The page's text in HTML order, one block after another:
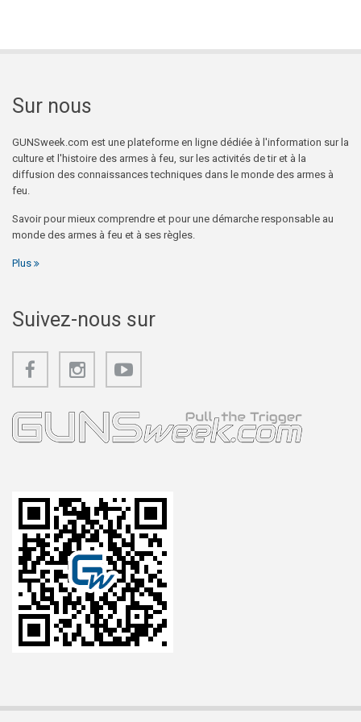
Sur nous
GUNSweek.com est une plateforme en ligne dédiée à l'information sur la
culture et l'histoire des armes à feu, sur les activités de tir et à la
diffusion des connaissances techniques dans le monde des armes à
feu.
Savoir pour mieux comprendre et pour une démarche responsable au
monde des armes à feu et à ses règles.
Plus
Suivez-nous sur